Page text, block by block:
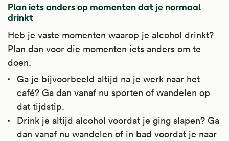
Plan iets anders op momenten dat je normaal
drinkt
Heb je vaste momenten waarop je alcohol drinkt?
Plan dan voor die momenten iets anders om te
doen.
Ga je bijvoorbeeld altijd na je werk naar het
café? Ga dan vanaf nu sporten of wandelen op
dat tijdstip.
Drink je altijd alcohol voordat je ging slapen? Ga
dan vanaf nu wandelen of in bad voordat je naar